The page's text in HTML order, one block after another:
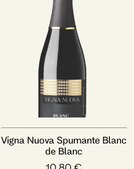
Vigna Nuova Spumante Blanc
de Blanc